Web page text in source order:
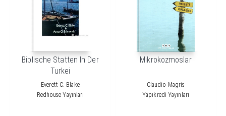
Biblische Statten In Der
Turkei
Everett C. Blake
Redhouse Yayınları
Mikrokozmoslar
Claudio Magris
Yapıkredi Yayınları